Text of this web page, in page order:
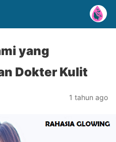
yang
Dokter Kulit
1 tahun ago